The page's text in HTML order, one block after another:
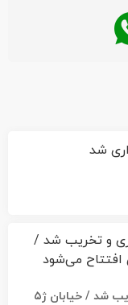
۳ باب مغازه محدوده پستک خریداری و تخریب شد / خیابان ژ۵